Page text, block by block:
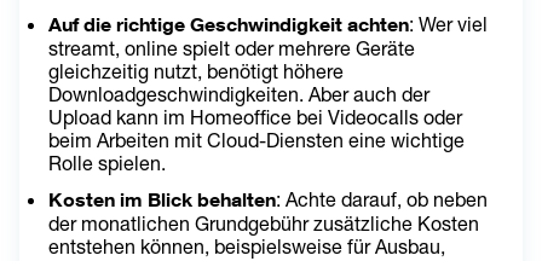
Auf die richtige Geschwindigkeit achten: Wer viel
streamt, online spielt oder mehrere Geräte
gleichzeitig nutzt, benötigt höhere
Downloadgeschwindigkeiten. Aber auch der
Upload kann im Homeoffice bei Videocalls oder
beim Arbeiten mit Cloud-Diensten eine wichtige
Rolle spielen.
Kosten im Blick behalten: Achte darauf, ob neben
der monatlichen Grundgebühr zusätzliche Kosten
entstehen können, beispielsweise für Ausbau,